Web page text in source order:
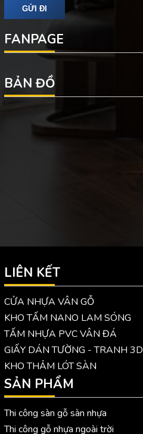
FANPAGE
BẢN ĐỒ
LIÊN KẾT
CỬA NHỰA VÂN GỖ
KHO TẤM NANO LAM SÓNG
TẤM NHỰA PVC VÂN ĐÁ
GIẤY DÁN TƯỜNG - TRANH 3D
KHO THẢM LÓT SÀN
SẢN PHẨM
Thi công sàn gỗ sàn nhựa
Thi công gỗ nhựa ngoài trời